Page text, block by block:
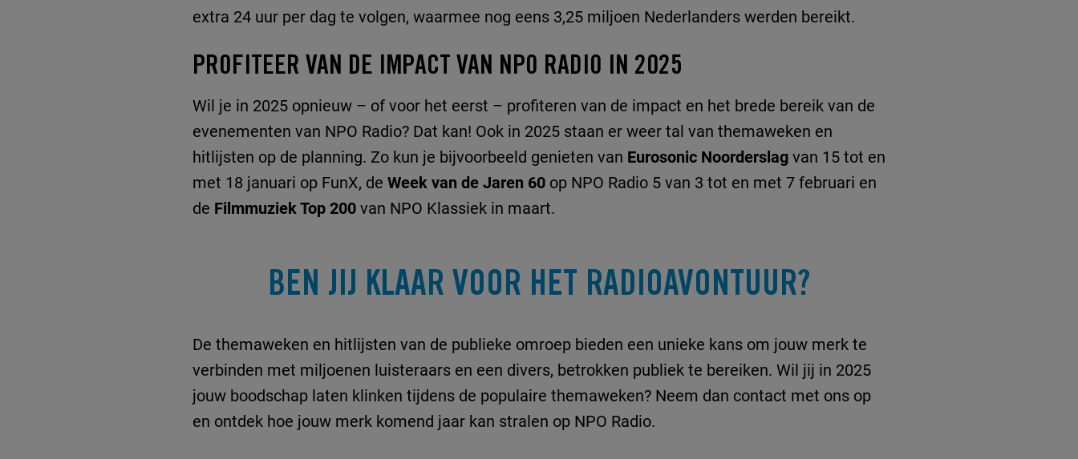
extra 24 uur per dag te volgen, waarmee nog eens 3,25 miljoen Nederlanders werden bereikt.
PROFITEER VAN DE IMPACT VAN NPO RADIO IN 2025
Wil je in 2025 opnieuw – of voor het eerst – profiteren van de impact en het brede bereik van de
evenementen van NPO Radio? Dat kan! Ook in 2025 staan er weer tal van themaweken en
hitlijsten op de planning. Zo kun je bijvoorbeeld genieten van Eurosonic Noorderslag van 15 tot en
met 18 januari op FunX, de Week van de Jaren 60 op NPO Radio 5 van 3 tot en met 7 februari en
de Filmmuziek Top 200 van NPO Klassiek in maart.
BEN JIJ KLAAR VOOR HET RADIOAVONTUUR?
De themaweken en hitlijsten van de publieke omroep bieden een unieke kans om jouw merk te
verbinden met miljoenen luisteraars en een divers, betrokken publiek te bereiken. Wil jij in 2025
jouw boodschap laten klinken tijdens de populaire themaweken? Neem dan contact met ons op
en ontdek hoe jouw merk komend jaar kan stralen op NPO Radio.